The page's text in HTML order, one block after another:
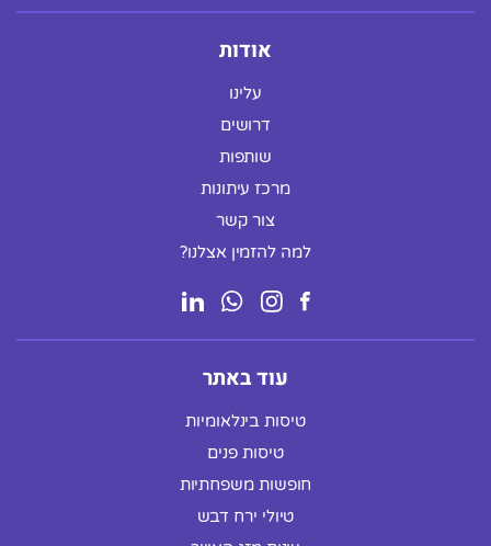
אודות
עלינו
דרושים
שותפות
מרכז עיתונות
צור קשר
למה להזמין אצלנו?
עוד באתר
טיסות בינלאומיות
טיסות פנים
חופשות משפחתיות
טיולי ירח דבש